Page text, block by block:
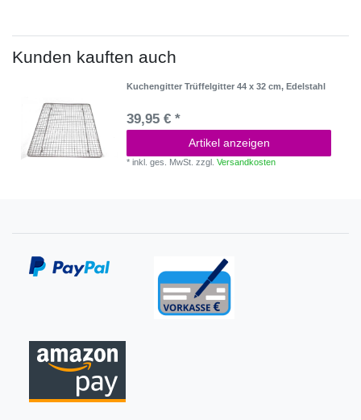
Kunden kauften auch
Kuchengitter Trüffelgitter 44 x 32 cm, Edelstahl
39,95 € *
Artikel anzeigen
*inkl. ges. MwSt. zzgl.Versandkosten